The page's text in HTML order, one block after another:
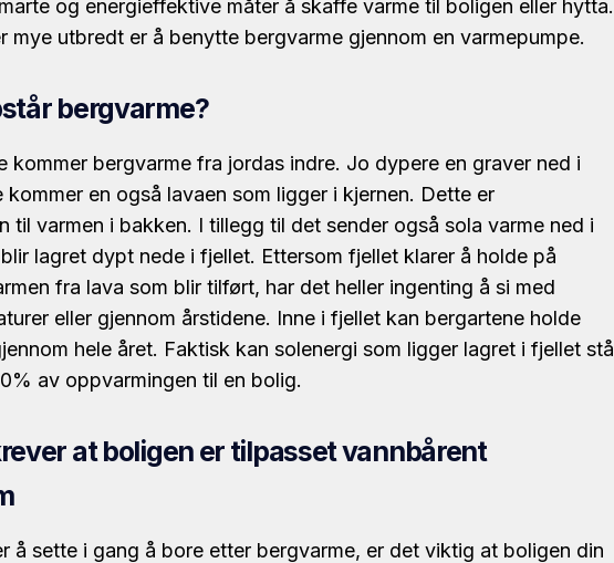
og energieffektive måter å skaffe varme til boligen eller hytta.
mye utbredt er å benytte bergvarme gjennom en varmepumpe.
bergvarme?
kommer bergvarme fra jordas indre. Jo dypere en graver ned i
en også lavaen som ligger i kjernen. Dette er
til varmen i bakken. I tillegg til det sender også sola varme ned i
lagret dypt nede i fjellet. Ettersom fjellet klarer å holde på
fra lava som blir tilført, har det heller ingenting å si med
eller gjennom årstidene. Inne i fjellet kan bergartene holde
hele året. Faktisk kan solenergi som ligger lagret i fjellet stå
av oppvarmingen til en bolig.
at boligen er tilpasset vannbårent
å sette i gang å bore etter bergvarme, er det viktig at boligen din